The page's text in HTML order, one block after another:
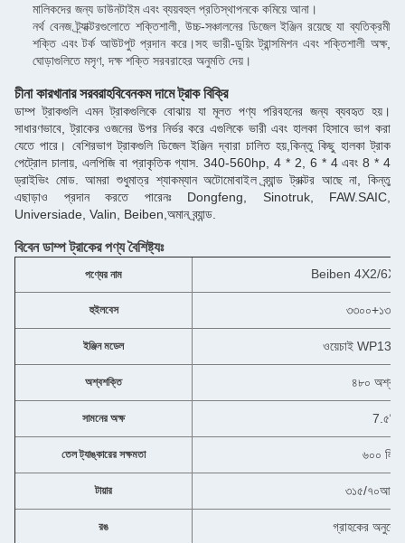
মালিকদের জন্য ডাউনটাইম এবং ব্যয়বহুল প্রতিস্থাপনকে কমিয়ে আনা।
নর্থ বেনজ ট্র্যাক্টরগুলোতে শক্তিশালী, উচ্চ-সঞ্চালনের ডিজেল ইঞ্জিন রয়েছে যা ব্যতিক্রমী
শক্তি এবং টর্ক আউটপুট প্রদান করে।সহ ভারী-ডুয়িং ট্রান্সমিশন এবং শক্তিশালী অক্ষ,
ঘোড়াগুলিতে মসৃণ, দক্ষ শক্তি সরবরাহের অনুমতি দেয়।
চীনা কারখানার সরবরাহবিবেনকম দামে ট্রাক বিক্রি
ডাম্প ট্রাকগুলি এমন ট্রাকগুলিকে বোঝায় যা মূলত পণ্য পরিবহনের জন্য ব্যবহৃত হয়।
সাধারণভাবে, ট্রাকের ওজনের উপর নির্ভর করে এগুলিকে ভারী এবং হালকা হিসাবে ভাগ করা
যেতে পারে। বেশিরভাগ ট্রাকগুলি ডিজেল ইঞ্জিন দ্বারা চালিত হয়,কিন্তু কিছু হালকা ট্রাক
পেট্রোল চালায়, এলপিজি বা প্রাকৃতিক গ্যাস. 340-560hp, 4 * 2, 6 * 4 এবং 8 * 4
ড্রাইভিং মোড. আমরা শুধুমাত্র শ্যাকম্যান অটোমোবাইল ব্র্যান্ড ট্রাক্টর আছে না, কিন্তু
এছাড়াও প্রদান করতে পারেনঃ Dongfeng, Sinotruk, FAW.SAIC,
Universiade, Valin, Beiben,অমান ব্র্যান্ড.
বিবেন ডাম্প ট্রাকের পণ্য বৈশিষ্ট্যঃ
পণ্যের নাম Beiben 4X2/6X4
হুইলবেস ৩৩০০+১৩৫০
ইঞ্জিন মডেল ওয়েচাই
অশ্বশক্তি ৪৮০
সামনের অক্ষ 7.৫টি
তেল ট্যাঙ্কারের সক্ষমতা ৬০০
টায়ার ৩১৫/
রঙ গ্রাহকের অনুরোধ